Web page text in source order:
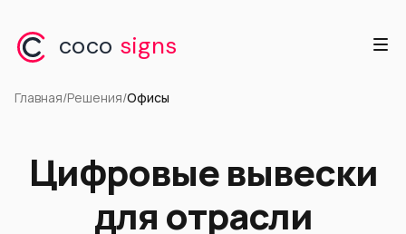
coco signs
Главная/Решения/Офисы
Цифровые вывески
для отрасли